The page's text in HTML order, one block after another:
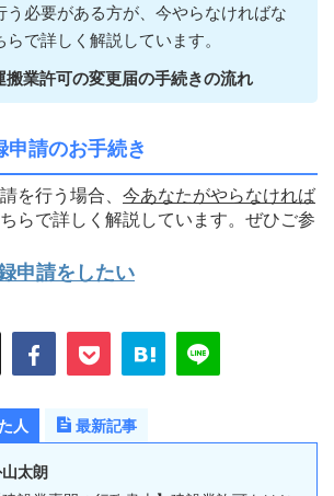
う必要がある方が 、今やらなければな
らで詳しく解説しています。
搬業許可の変更届の手続きの流れ
申請のお手続き
を行う場合、 今あなたがやらなければ
らで詳しく解説しています。ぜひご参
申請をしたい
人 最新記事
太朗